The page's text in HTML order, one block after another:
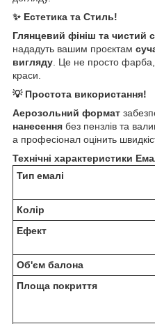
✨ Естетика та Стиль!
Глянцевий фініш та чистий
нададуть вашим проєктам
вигляду . Це не просто
краси.
💡 Простота використання!
Аерозольний формат
нанесення без пензлів та
а професіонал оцінить
Технічні характеристики
Тип емалі
Колір
Ефект
Об'єм балона
Площа покриття